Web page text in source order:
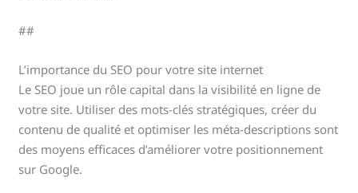
##
L’importance du SEO pour votre site internet
Le SEO joue un rôle capital dans la visibilité en ligne de
votre site. Utiliser des mots-clés stratégiques, créer du
contenu de qualité et optimiser les méta-descriptions sont
des moyens efficaces d’améliorer votre positionnement
sur Google.